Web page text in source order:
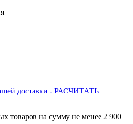
доставки - РАСЧИТАТЬ
товаров на сумму не менее 2 900